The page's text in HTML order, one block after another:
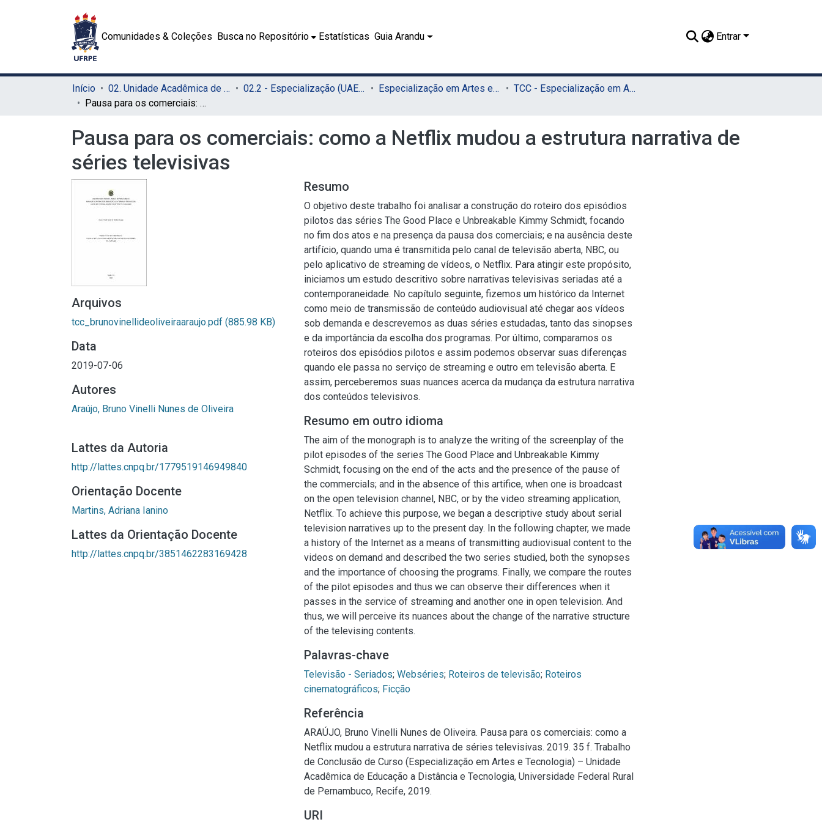
Comunidades & Coleções Busca no Repositório Estatísticas Guia Arandu Entrar
Início 02. Unidade Acadêmica de Educação a Distância e Tecnologia (UAEADTec) 02.2 - Especialização (UAEADTec) Especialização em Artes e Tecnologia (UAEADTec)
TCC - Especialização em Artes e Tecnologia (UAEADTec)
Pausa para os comerciais: como a Netflix mudou a estrutura narrativa de séries televisivas
Pausa para os comerciais: como a Netflix mudou a estrutura narrativa de
séries televisivas
Arquivos
tcc_brunovinellideoliveiraaraujo.pdf (885.98 KB)
Data
2019-07-06
Autores
Araújo, Bruno Vinelli Nunes de Oliveira
Lattes da Autoria
http://lattes.cnpq.br/1779519146949840
Orientação Docente
Martins, Adriana Ianino
Lattes da Orientação Docente
http://lattes.cnpq.br/3851462283169428
Resumo
O objetivo deste trabalho foi analisar a construção do roteiro dos episódios
pilotos das séries The Good Place e Unbreakable Kimmy Schmidt, focando
no fim dos atos e na presença da pausa dos comerciais; e na ausência deste
artifício, quando uma é transmitida pelo canal de televisão aberta, NBC, ou
pelo aplicativo de streaming de vídeos, o Netflix. Para atingir este propósito,
iniciamos um estudo descritivo sobre narrativas televisivas seriadas até a
contemporaneidade. No capítulo seguinte, fizemos um histórico da Internet
como meio de transmissão de conteúdo audiovisual até chegar aos vídeos
sob demanda e descrevemos as duas séries estudadas, tanto das sinopses
e da importância da escolha dos programas. Por último, comparamos os
roteiros dos episódios pilotos e assim podemos observar suas diferenças
quando ele passa no serviço de streaming e outro em televisão aberta. E
assim, perceberemos suas nuances acerca da mudança da estrutura narrativa
dos conteúdos televisivos.
Resumo em outro idioma
The aim of the monograph is to analyze the writing of the screenplay of the
pilot episodes of the series The Good Place and Unbreakable Kimmy
Schmidt, focusing on the end of the acts and the presence of the pause of
the commercials; and in the absence of this artifice, when one is broadcast
on the open television channel, NBC, or by the video streaming application,
Netflix. To achieve this purpose, we began a descriptive study about serial
television narratives up to the present day. In the following chapter, we made
a history of the Internet as a means of transmitting audiovisual content to the
videos on demand and described the two series studied, both the synopses
and the importance of choosing the programs. Finally, we compare the routes
of the pilot episodes and thus we can observe their differences when it
passes in the service of streaming and another one in open television. And
thus, we will perceive its nuances about the change of the narrative structure
of the televising contents.
Palavras-chave
Televisão - Seriados; Webséries; Roteiros de televisão; Roteiros
cinematográficos; Ficção
Referência
ARAÚJO, Bruno Vinelli Nunes de Oliveira. Pausa para os comerciais: como a
Netflix mudou a estrutura narrativa de séries televisivas. 2019. 35 f. Trabalho
de Conclusão de Curso (Especialização em Artes e Tecnologia) – Unidade
Acadêmica de Educação a Distância e Tecnologia, Universidade Federal Rural
de Pernambuco, Recife, 2019.
URI